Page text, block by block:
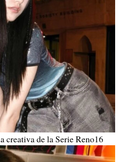
creativa de la Serie Reno16